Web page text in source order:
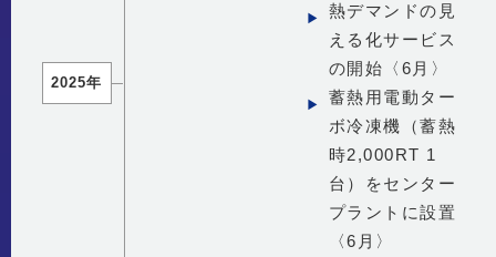
2025年
熱デマンドの見
える化サービス
の開始〈6月〉
蓄熱用電動ター
ボ冷凍機（蓄熱
時2,000RT 1
台）をセンター
プラントに設置
〈6月〉